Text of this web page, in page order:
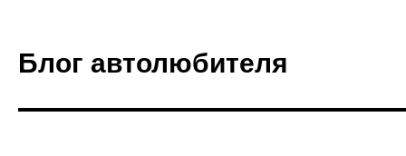
Блог автолюбителя